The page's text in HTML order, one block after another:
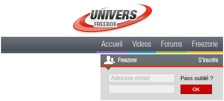
Accueil Videos Forums Freezone
Freezone S'inscrire
Pass oublié ?